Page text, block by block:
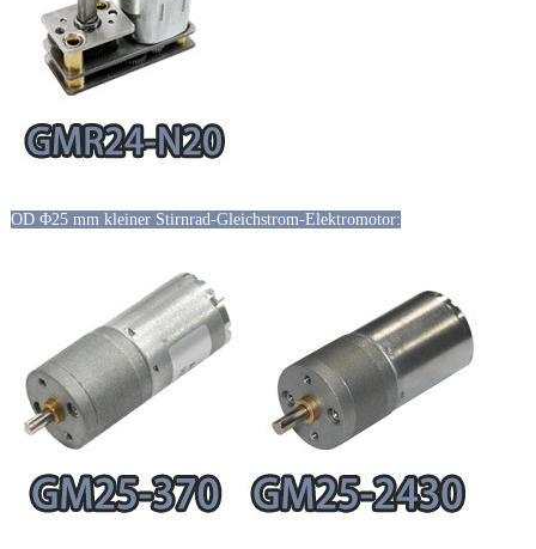
OD Φ25 mm kleiner Stirnrad-Gleichstrom-Elektromotor: